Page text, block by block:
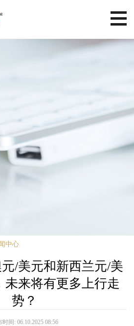
中心
/美元和新西兰元/美
未来将有更多上行走
势？
时间: 06.10.2025 08:56